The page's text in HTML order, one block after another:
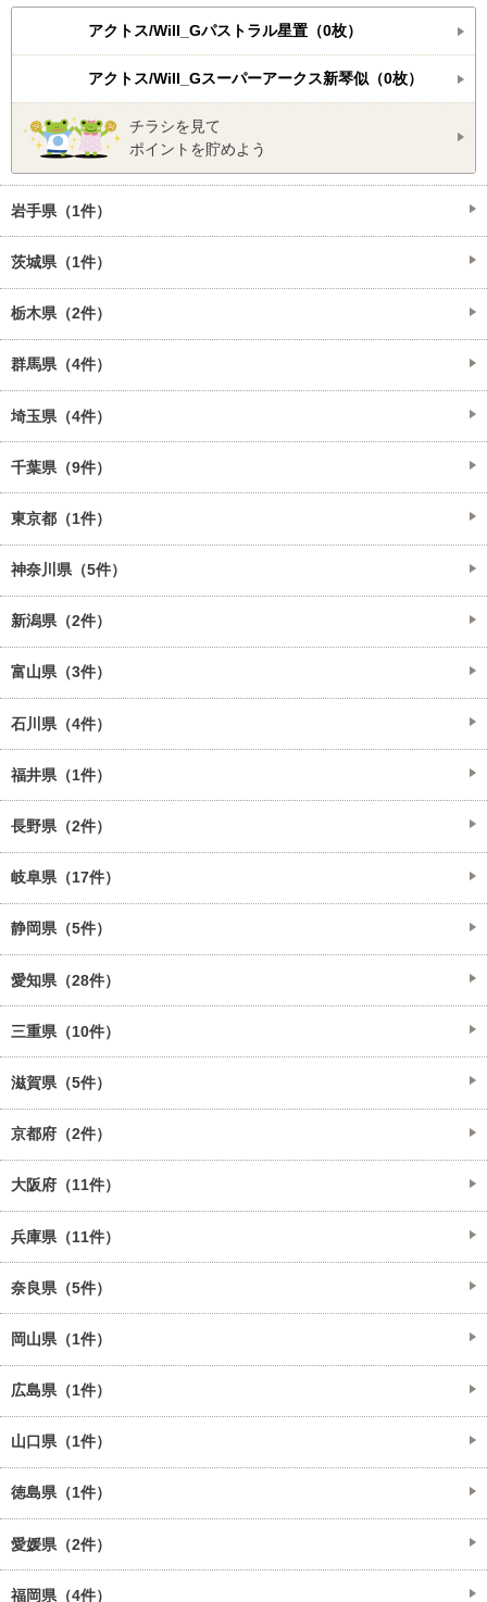
アクトス/Will_Gパストラル星置（0枚）
アクトス/Will_Gスーパーアークス新琴似（0枚）
チラシを見て
ポイントを貯めよう
岩手県（1件）
茨城県（1件）
栃木県（2件）
群馬県（4件）
埼玉県（4件）
千葉県（9件）
東京都（1件）
神奈川県（5件）
新潟県（2件）
富山県（3件）
石川県（4件）
福井県（1件）
長野県（2件）
岐阜県（17件）
静岡県（5件）
愛知県（28件）
三重県（10件）
滋賀県（5件）
京都府（2件）
大阪府（11件）
兵庫県（11件）
奈良県（5件）
岡山県（1件）
広島県（1件）
山口県（1件）
徳島県（1件）
愛媛県（2件）
福岡県（4件）